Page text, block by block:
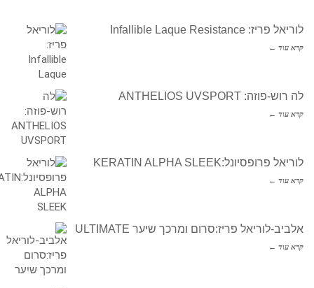
לוריאל פריז: Infallible Laque Resistance
קרא עוד ←
לה רוש-פוזה: ANTHELIOS UVSPORT
קרא עוד ←
לוריאל פרופסיונל:KERATIN ALPHA SLEEK
קרא עוד ←
אלביב-לוריאל פריז:סרום ומרכך שיער ULTIMATE
קרא עוד ←